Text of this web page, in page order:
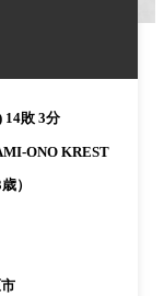
14敗 3分
ONO KREST
）